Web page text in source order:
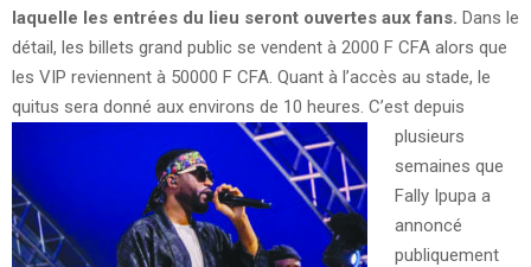
laquelle les entrées du lieu seront ouvertes aux fans. Dans le
détail, les billets grand public se vendent à 2000 F CFA alors que
les VIP reviennent à 50000 F CFA. Quant à l’accès au stade, le
quitus sera donné aux environs de 10 heures. C’est depuis
plusieurs
semaines que
Fally Ipupa a
annoncé
publiquement